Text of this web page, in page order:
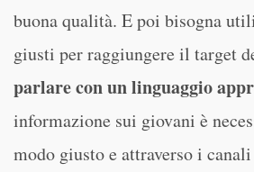
buona qualità. E poi bisogna
giusti per raggiungere il target
parlare con un linguaggio
informazione sui giovani è
modo giusto e attraverso i